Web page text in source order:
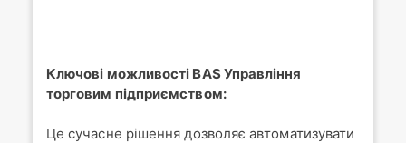
Ключові можливості BAS Управління
торговим підприємством:
Це сучасне рішення дозволяє автоматизувати